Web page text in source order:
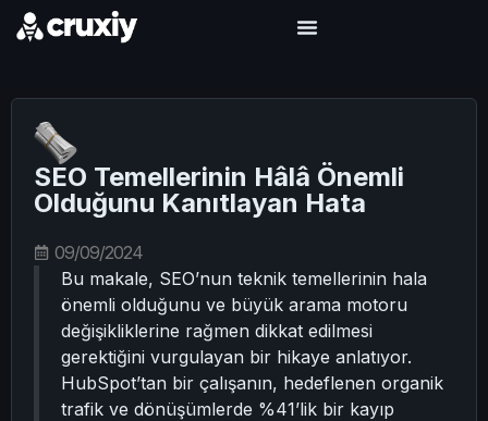
SEO Temellerinin Hâlâ Önemli
Olduğunu Kanıtlayan Hata
09/09/2024
Bu makale, SEO’nun teknik temellerinin hala
önemli olduğunu ve büyük arama motoru
değişikliklerine rağmen dikkat edilmesi
gerektiğini vurgulayan bir hikaye anlatıyor.
HubSpot’tan bir çalışanın, hedeflenen organik
trafik ve dönüşümlerde %41’lik bir kayıp